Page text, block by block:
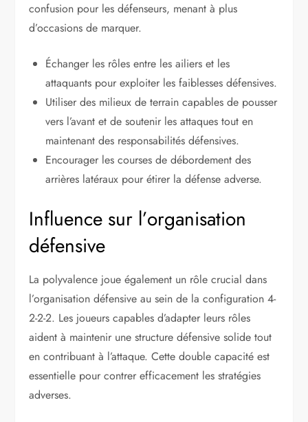
confusion pour les défenseurs, menant à plus
d’occasions de marquer.
Échanger les rôles entre les ailiers et les
attaquants pour exploiter les faiblesses défensives.
Utiliser des milieux de terrain capables de pousser
vers l’avant et de soutenir les attaques tout en
maintenant des responsabilités défensives.
Encourager les courses de débordement des
arrières latéraux pour étirer la défense adverse.
Influence sur l’organisation
défensive
La polyvalence joue également un rôle crucial dans
l’organisation défensive au sein de la configuration 4-
2-2-2. Les joueurs capables d’adapter leurs rôles
aident à maintenir une structure défensive solide tout
en contribuant à l’attaque. Cette double capacité est
essentielle pour contrer efficacement les stratégies
adverses.